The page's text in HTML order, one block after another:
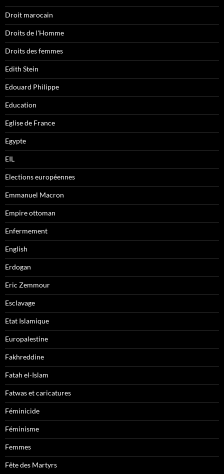
Droit marocain
Droits de l'Homme
Droits des femmes
Edith Stein
Edouard Philippe
Education
Eglise de France
Egypte
EIL
Elections européennes
Emmanuel Macron
Empire ottoman
Enfermement
English
Erdogan
Eric Zemmour
Esclavage
Etat Islamique
Europalestine
Fakhreddine
Fatah el-Islam
Fatwas et caricatures
Féminicide
Féminisme
Femmes
Fête des Martyrs